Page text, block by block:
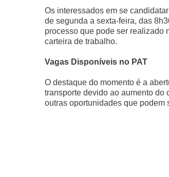
Os interessados em se
de segunda a sexta-feira, das
processo que pode ser realizado
carteira de trabalho.
Vagas Disponíveis no PAT
O destaque do momento é a
transporte devido ao aumento do
outras oportunidades que